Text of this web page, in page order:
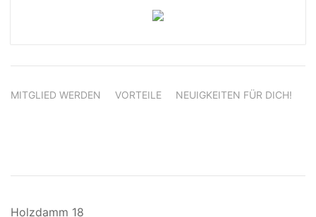
MITGLIED WERDEN VORTEILE NEUIGKEITEN FÜR DICH!
Holzdamm 18